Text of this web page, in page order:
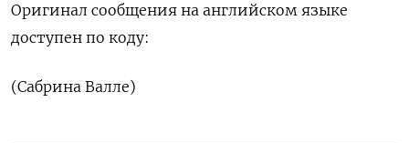
Оригинал сообщения на английском языке
доступен по коду:
(Сабрина Валле)